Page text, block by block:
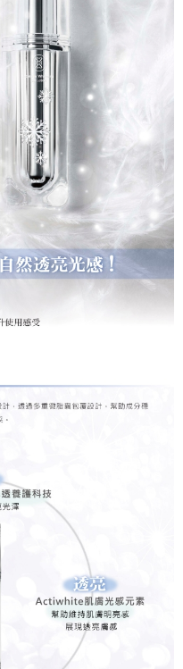
https://oppay.tw/userRule
費
運費
）不含澎湖縣望安鄉、澎湖
運費